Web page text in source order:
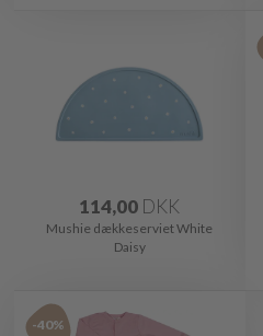
114,00 DKK
Mushie dækkeserviet White
Daisy
-40%